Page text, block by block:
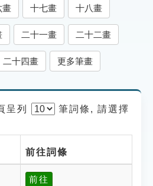
畫 十七畫 十八畫
二十一畫 二十二畫
二十四畫 更多筆畫
呈列 筆詞條, 請選擇
前往詞條
前往